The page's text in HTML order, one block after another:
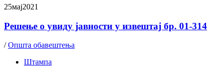
25мај2021
Решење о увиду јавности у извештај бр. 01-314
/Општа обавештења
Штампа